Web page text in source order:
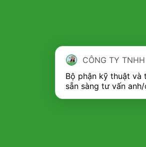
CÔNG TY
Bộ phận kỹ thuật và